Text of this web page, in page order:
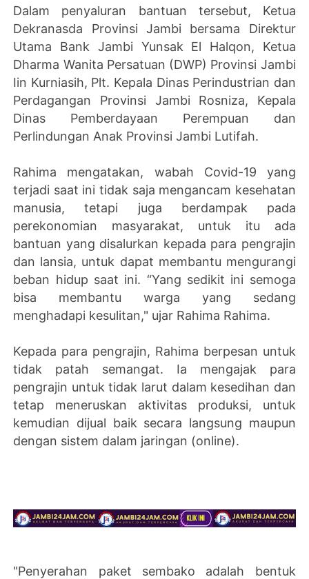
Dalam penyaluran bantuan tersebut, Ketua
Dekranasda Provinsi Jambi bersama Direktur
Utama Bank Jambi Yunsak El Halqon, Ketua
Dharma Wanita Persatuan (DWP) Provinsi Jambi
Iin Kurniasih, Plt. Kepala Dinas Perindustrian dan
Perdagangan Provinsi Jambi Rosniza, Kepala
Dinas Pemberdayaan Perempuan dan
Perlindungan Anak Provinsi Jambi Lutifah.
Rahima mengatakan, wabah Covid-19 yang
terjadi saat ini tidak saja mengancam kesehatan
manusia, tetapi juga berdampak pada
perekonomian masyarakat, untuk itu ada
bantuan yang disalurkan kepada para pengrajin
dan lansia, untuk dapat membantu mengurangi
beban hidup saat ini. “Yang sedikit ini semoga
bisa membantu warga yang sedang
menghadapi kesulitan," ujar Rahima Rahima.
Kepada para pengrajin, Rahima berpesan untuk
tidak patah semangat. Ia mengajak para
pengrajin untuk tidak larut dalam kesedihan dan
tetap meneruskan aktivitas produksi, untuk
kemudian dijual baik secara langsung maupun
dengan sistem dalam jaringan (online).
"Penyerahan paket sembako adalah bentuk